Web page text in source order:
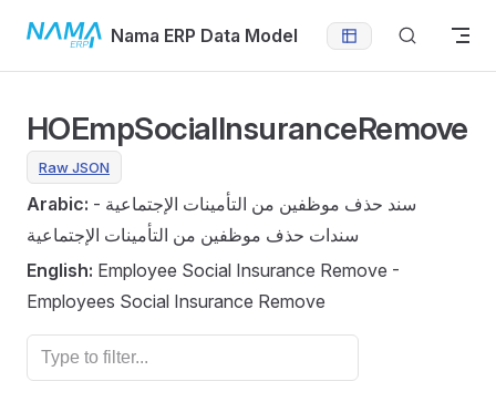
Skip to contentNama ERP Data Model
HOEmpSocialInsuranceRemove
Raw JSON
Arabic:
سندات حذف موظفين من التأمينات الإجتماعية
English: Employee Social Insurance Remove -
Employees Social Insurance Remove